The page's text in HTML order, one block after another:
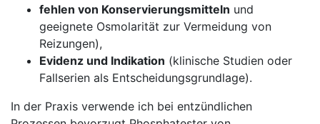
fehlen von ⁣Konservierungsmitteln und
geeignete Osmolarität zur Vermeidung von
Reizungen),
Evidenz und ⁣Indikation (klinische Studien oder
Fallserien‍ als Entscheidungsgrundlage).
In der Praxis ⁤verwende ich bei entzündlichen